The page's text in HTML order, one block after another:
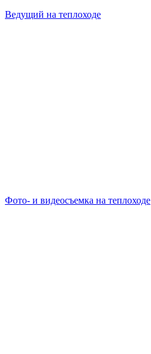
Ведущий на теплоходе
Фото- и видеосъемка на теплоходе